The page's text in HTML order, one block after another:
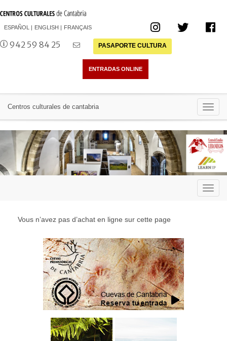
ESPAÑOL ENGLISH FRANÇAIS
942 59 84 25 PASAPORTE CULTURA
Centros culturales de cantabria
Vous n’avez pas d’achat en ligne sur cette page